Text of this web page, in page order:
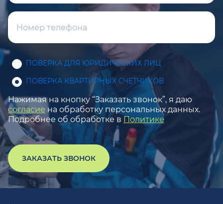
ПОВЕРКА ДЛЯ ЮРИДИЧЕСКИХ ЛИЦ
ПОВЕРКА КВАРТИРНЫХ СЧЕТЧИКОВ
Нажимая на кнопку “Заказать звонок”, я даю
согласие на обработку персональных данных.
Подробнее об обработке в Политике
ЗАКАЗАТЬ ЗВОНОК